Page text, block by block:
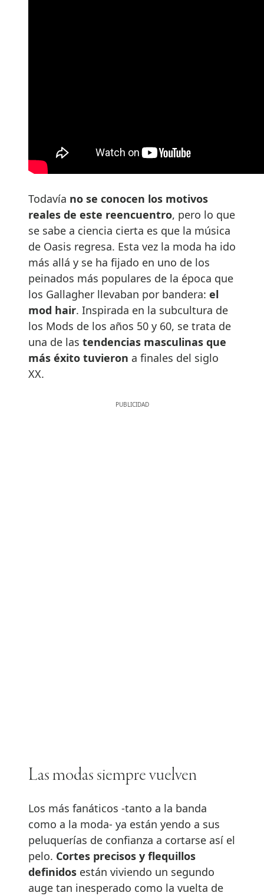
Todavía no se conocen los motivos
reales de este reencuentro, pero lo que
se sabe a ciencia cierta es que la música
de Oasis regresa. Esta vez la moda ha ido
más allá y se ha fijado en uno de los
peinados más populares de la época que
los Gallagher llevaban por bandera: el
mod hair. Inspirada en la subcultura de
los Mods de los años 50 y 60, se trata de
una de las tendencias masculinas que
más éxito tuvieron a finales del siglo
XX.
Las modas siempre vuelven
Los más fanáticos -tanto a la banda
como a la moda- ya están yendo a sus
peluquerías de confianza a cortarse así el
pelo. Cortes precisos y flequillos
definidos están viviendo un segundo
auge tan inesperado como la vuelta de